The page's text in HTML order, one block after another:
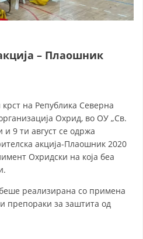
НА ДВИЖЕЊЕТО
ОРГАНИЗАЦИЈАТА
ИНФОРМАЦИИ
ЗА ЦКРМ
НА ЦКРМ
– Плаошник
на Република Северна
Охрид, во ОУ „Св.
9 ти август се одржа
акција-Плаошник 2020
Охридски на која беа
реализирана со примена
препораки за заштита од